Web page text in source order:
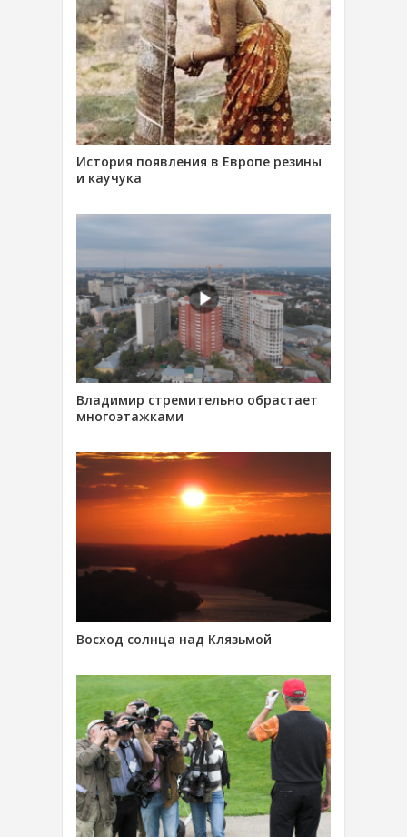
История появления в Европе резины
и каучука
Владимир стремительно обрастает
многоэтажками
Восход солнца над Клязьмой